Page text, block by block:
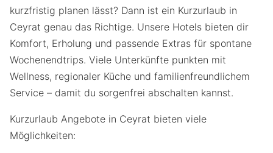
kurzfristig planen lässt? Dann ist ein Kurzurlaub in
Ceyrat genau das Richtige. Unsere Hotels bieten dir
Komfort, Erholung und passende Extras für spontane
Wochenendtrips. Viele Unterkünfte punkten mit
Wellness, regionaler Küche und familienfreundlichem
Service – damit du sorgenfrei abschalten kannst.
Kurzurlaub Angebote in Ceyrat bieten viele
Möglichkeiten: